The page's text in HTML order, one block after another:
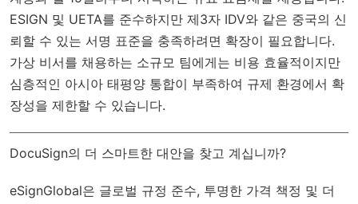
ESIGN 및 UETA를 준수하지만 제3자 IDV와 같은 중국의 신
뢰할 수 있는 서명 표준을 충족하려면 확장이 필요합니다.
가상 비서를 채용하는 소규모 팀에게는 비용 효율적이지만
심층적인 아시아 태평양 통합이 부족하여 규제 환경에서 확
장성을 제한할 수 있습니다.
DocuSign의 더 스마트한 대안을 찾고 계십니까?
eSignGlobal은 글로벌 규정 준수, 투명한 가격 책정 및 더